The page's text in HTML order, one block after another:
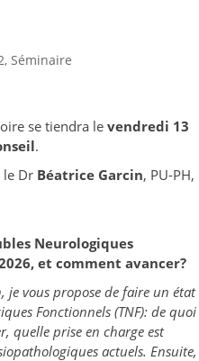
, Séminaire
se tiendra le vendredi 13
.
le Dr Béatrice Garcin, PU-PH,
Neurologiques
et comment avancer?
je vous propose de faire un état
Fonctionnels (TNF): de quoi
quelle prise en charge est
actuels. Ensuite,